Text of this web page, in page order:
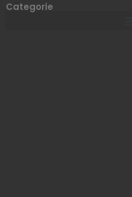
Categorie